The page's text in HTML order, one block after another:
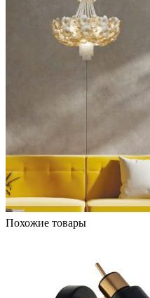
Похожие товары